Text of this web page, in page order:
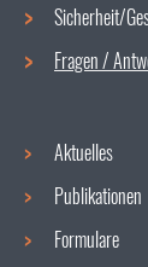
Sicherheit/
Fragen /
Aktuelles
Publikationen
Formulare